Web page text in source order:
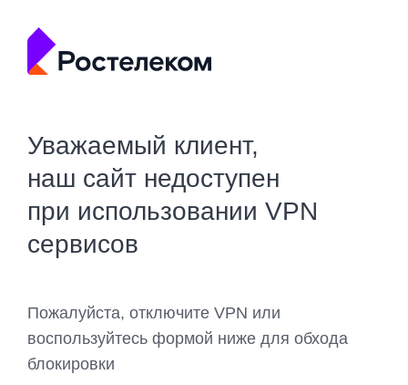
Уважаемый клиент,
наш сайт недоступен
при использовании VPN
сервисов
Пожалуйста, отключите VPN или
воспользуйтесь формой ниже для обхода
блокировки